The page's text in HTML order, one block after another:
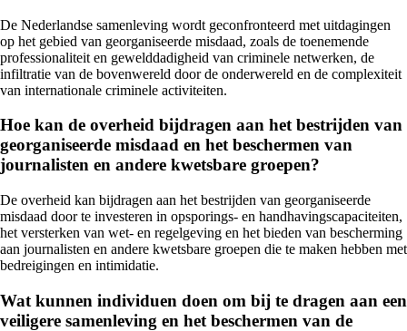
De Nederlandse samenleving wordt geconfronteerd met uitdagingen
op het gebied van georganiseerde misdaad, zoals de toenemende
professionaliteit en gewelddadigheid van criminele netwerken, de
infiltratie van de bovenwereld door de onderwereld en de complexiteit
van internationale criminele activiteiten.
Hoe kan de overheid bijdragen aan het bestrijden van
georganiseerde misdaad en het beschermen van
journalisten en andere kwetsbare groepen?
De overheid kan bijdragen aan het bestrijden van georganiseerde
misdaad door te investeren in opsporings- en handhavingscapaciteiten,
het versterken van wet- en regelgeving en het bieden van bescherming
aan journalisten en andere kwetsbare groepen die te maken hebben met
bedreigingen en intimidatie.
Wat kunnen individuen doen om bij te dragen aan een
veiligere samenleving en het beschermen van de